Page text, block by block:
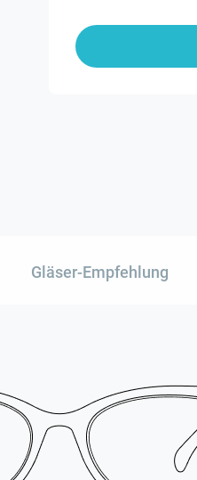
Gläser-Empfehlung